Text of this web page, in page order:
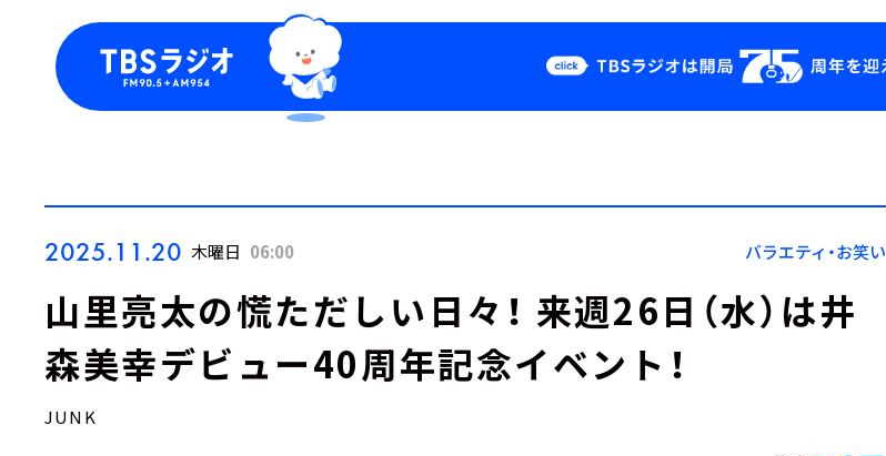
Podcast
YouTube
会社情報
2025.11.20 木曜日 06:00 バラエティ・お笑い
山里亮太の慌ただしい日々！ 来週26日（水）は井
森美幸デビュー40周年記念イベント！
JUNK